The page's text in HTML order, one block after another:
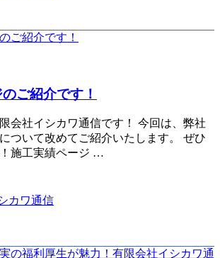
ご紹介です！
会社イシカワ通信です！ 今回は、弊社
ついて改めてご紹介いたします。 ぜひ
施工実績ページ …
カワ通信